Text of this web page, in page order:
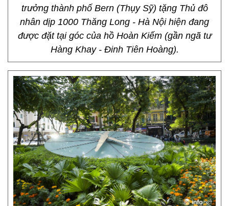
trưởng thành phố Bern (Thụy Sỹ) tặng Thủ đô
nhân dịp 1000 Thăng Long - Hà Nội hiện đang
được đặt tại góc của hồ Hoàn Kiếm (gần ngã tư
Hàng Khay - Đinh Tiên Hoàng).